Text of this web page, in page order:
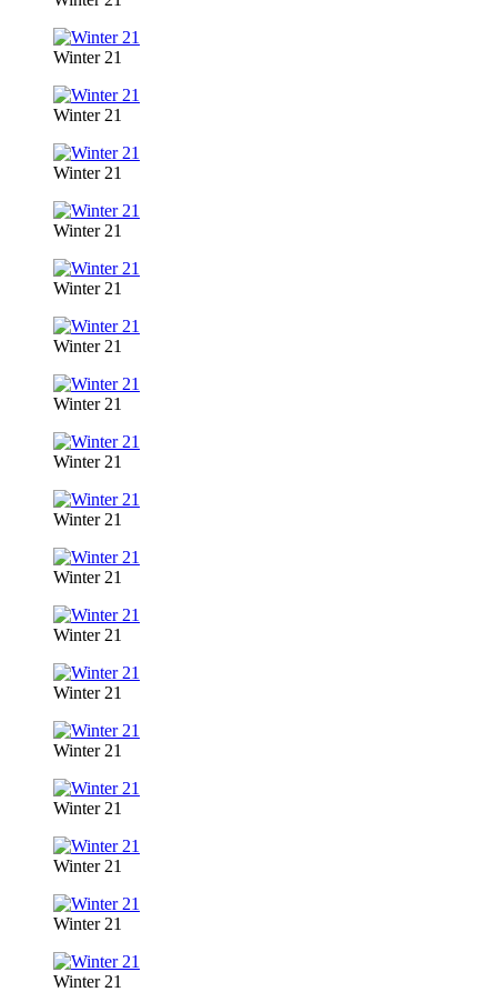
Winter 21
Winter 21
Winter 21
Winter 21
Winter 21
Winter 21
Winter 21
Winter 21
Winter 21
Winter 21
Winter 21
Winter 21
Winter 21
Winter 21
Winter 21
Winter 21
Winter 21